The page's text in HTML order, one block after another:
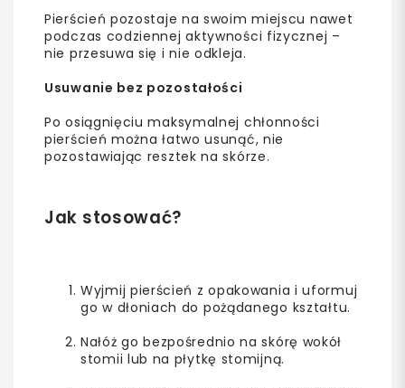
Pierścień pozostaje na swoim miejscu nawet
podczas codziennej aktywności fizycznej –
nie przesuwa się i nie odkleja.
Usuwanie bez pozostałości
Po osiągnięciu maksymalnej chłonności
pierścień można łatwo usunąć, nie
pozostawiając resztek na skórze.
Jak stosować?
Wyjmij pierścień z opakowania i uformuj
go w dłoniach do pożądanego kształtu.
Nałóż go bezpośrednio na skórę wokół
stomii lub na płytkę stomijną.